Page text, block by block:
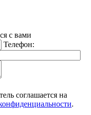
с вами
Телефон:
соглашается на
.